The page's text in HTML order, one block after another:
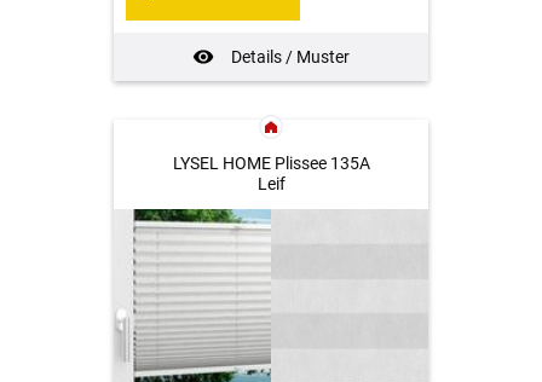
Details / Muster
LYSEL HOME Plissee 135A
Leif